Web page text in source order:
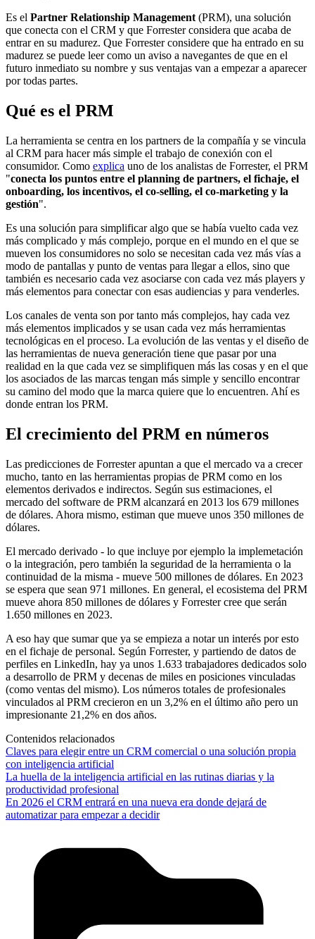
Es el Partner Relationship Management (PRM), una solución
que conecta con el CRM y que Forrester considera que acaba de
entrar en su madurez. Que Forrester considere que ha entrado en su
madurez se puede leer como un aviso a navegantes de que en el
futuro inmediato su nombre y sus ventajas van a empezar a aparecer
por todas partes.
Qué es el PRM
La herramienta se centra en los partners de la compañía y se vincula
al CRM para hacer más simple el trabajo de conexión con el
consumidor. Como explica uno de los analistas de Forrester, el PRM
"conecta los puntos entre el planning de partners, el fichaje, el
onboarding, los incentivos, el co-selling, el co-marketing y la
gestión".
Es una solución para simplificar algo que se había vuelto cada vez
más complicado y más complejo, porque en el mundo en el que se
mueven los consumidores no solo se necesitan cada vez más vías a
modo de pantallas y punto de ventas para llegar a ellos, sino que
también es necesario cada vez asociarse con cada vez más players y
más elementos para conectar con esas audiencias y para venderles.
Los canales de venta son por tanto más complejos, hay cada vez
más elementos implicados y se usan cada vez más herramientas
tecnológicas en el proceso. La evolución de las ventas y el diseño de
las herramientas de nueva generación tiene que pasar por una
realidad en la que cada vez se simplifiquen más las cosas y en el que
los asociados de las marcas tengan más simple y sencillo encontrar
su camino del modo que la marca quiere que lo encuentren. Ahí es
donde entran los PRM.
El crecimiento del PRM en números
Las predicciones de Forrester apuntan a que el mercado va a crecer
mucho, tanto en las herramientas propias de PRM como en los
elementos derivados e indirectos. Según sus estimaciones, el
mercado del software de PRM alcanzará en 2013 los 679 millones
de dólares. Ahora mismo, estiman que mueve unos 350 millones de
dólares.
El mercado derivado - lo que incluye por ejemplo la implemetación
o la integración, pero también la seguridad de la herramienta o la
continuidad de la misma - mueve 500 millones de dólares. En 2023
se espera que sean 971 millones. En general, el ecosistema del PRM
mueve ahora 850 millones de dólares y Forrester cree que serán
1.650 millones en 2023.
A eso hay que sumar que ya se empieza a notar un interés por esto
en el fichaje de personal. Según Forrester, y partiendo de datos de
perfiles en LinkedIn, hay ya unos 1.633 trabajadores dedicados solo
a desarrollo de PRM y decenas de miles en posiciones vinculadas
(como ventas del mismo). Los números totales de profesionales
vinculados al PRM crecieron en un 3,2% en el último año pero un
impresionante 21,2% en dos años.
Contenidos relacionados
Claves para elegir entre un CRM comercial o una solución propia
con inteligencia artificial
La huella de la inteligencia artificial en las rutinas diarias y la
productividad profesional
En 2026 el CRM entrará en una nueva era donde dejará de
automatizar para empezar a decidir